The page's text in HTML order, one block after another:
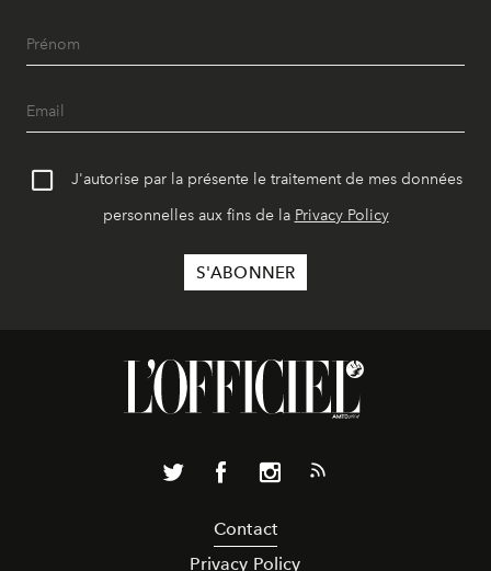
J'autorise par la présente le traitement de mes données
personnelles aux fins de la Privacy Policy
Contact
Privacy Policy